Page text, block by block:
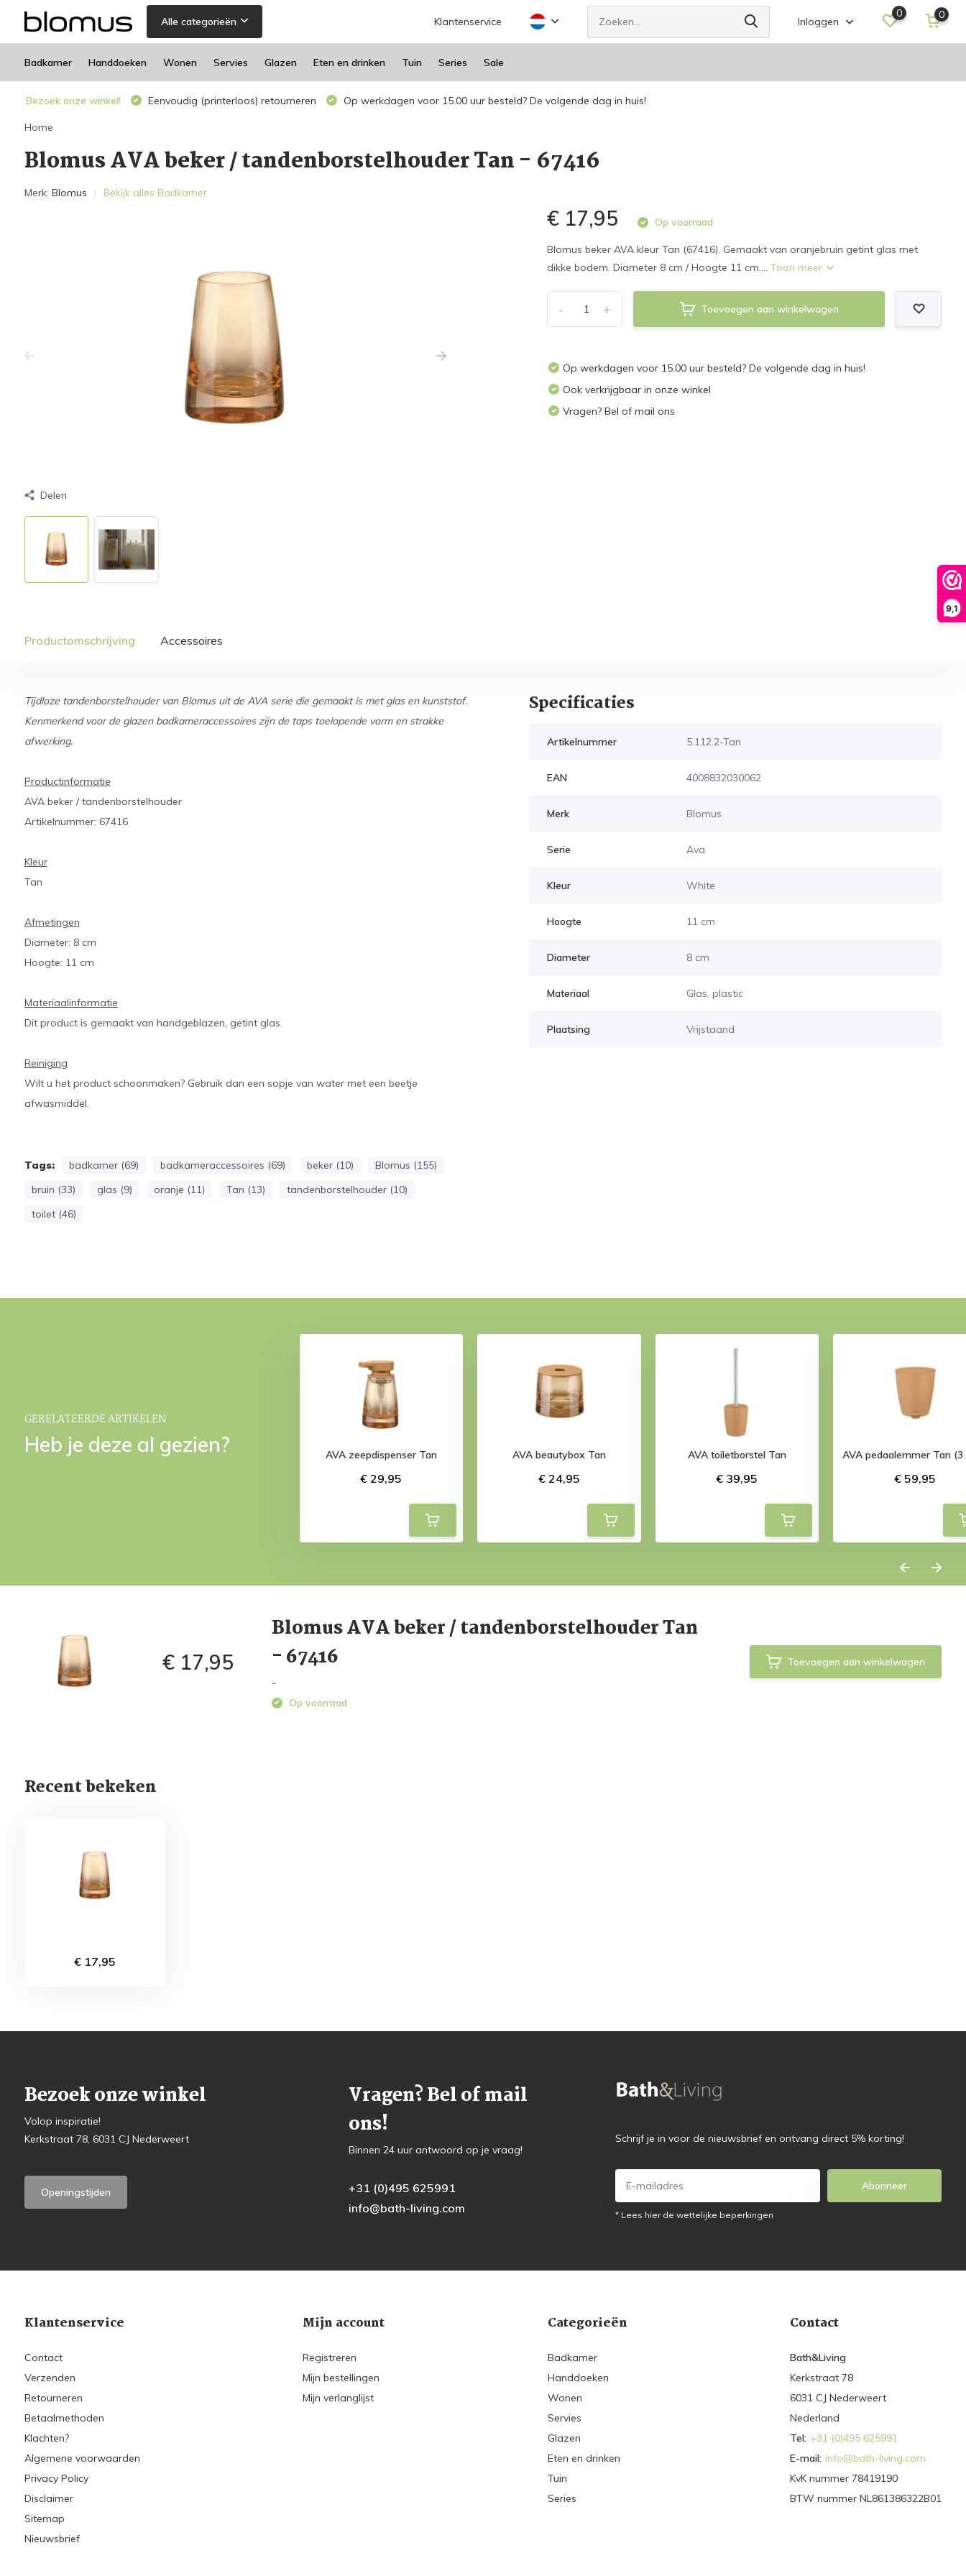
9,1
Alle categorieën Klantenservice Inloggen
0 0
Badkamer Handdoeken Wonen Servies Glazen Eten en drinken Tuin Series Sale
Bezoek onze winkel! Eenvoudig (printerloos) retourneren Op werkdagen voor 15.00 uur besteld? De volgende dag in huis!
Home
Blomus AVA beker / tandenborstelhouder Tan - 67416
Merk: Blomus Bekijk alles Badkamer
Delen
€ 17,95 Op voorraad
Blomus beker AVA kleur Tan (67416). Gemaakt van oranjebruin getint glas met
dikke bodem. Diameter 8 cm / Hoogte 11 cm....Toon meer
+
- Toevoegen aan winkelwagen
Op werkdagen voor 15.00 uur besteld? De volgende dag in huis!
Ook verkrijgbaar in onze winkel
Vragen? Bel of mail ons
Productomschrijving Accessoires
Tijdloze tandenborstelhouder van Blomus uit de AVA serie die gemaakt is met glas en kunststof.
Kenmerkend voor de glazen badkameraccessoires zijn de taps toelopende vorm en strakke
afwerking.
Productinformatie
AVA beker / tandenborstelhouder
Artikelnummer: 67416
Kleur
Tan
Afmetingen
Diameter: 8 cm
Hoogte: 11 cm
Materiaalinformatie
Dit product is gemaakt van handgeblazen, getint glas.
Reiniging
Wilt u het product schoonmaken? Gebruik dan een sopje van water met een beetje
afwasmiddel.
Tags: badkamer (69) badkameraccessoires (69) beker (10)
Blomus (155)
bruin (33)
glas (9) oranje (11) Tan (13)
tandenborstelhouder (10)
toilet (46)
Specificaties
Artikelnummer 5.112.2-Tan
EAN 4008832030062
Merk Blomus
Serie Ava
Kleur White
Hoogte 11 cm
Diameter 8 cm
Materiaal Glas, plastic
Plaatsing Vrijstaand
GERELATEERDE ARTIKELEN
Heb je deze al gezien? AVA zeepdispenser Tan
€ 29,95
AVA beautybox Tan
€ 24,95
AVA toiletborstel Tan
€ 39,95
AVA pedaalemmer Tan
€ 59,95
€ 17,95
Blomus AVA beker / tandenborstelhouder Tan
- 67416
-
Op voorraad
Toevoegen aan winkelwagen
Recent bekeken
€ 17,95
Bezoek onze winkel
Volop inspiratie!
Kerkstraat 78, 6031 CJ Nederweert
Openingstijden
Vragen? Bel of mail
ons!
Binnen 24 uur antwoord op je vraag!
+31 (0)495 625991
info@bath-living.com
Schrijf je in voor de nieuwsbrief en ontvang direct 5% korting!
Abonneer
* Lees hier de wettelijke beperkingen
Klantenservice
Contact
Verzenden
Retourneren
Betaalmethoden
Klachten?
Algemene voorwaarden
Privacy Policy
Disclaimer
Sitemap
Nieuwsbrief
Mijn account
Registreren
Mijn bestellingen
Mijn verlanglijst
Categorieën
Badkamer
Handdoeken
Wonen
Servies
Glazen
Eten en drinken
Tuin
Series
Contact
Bath&Living
Kerkstraat 78
6031 CJ Nederweert
Nederland
Tel: +31 (0)495 625991
E-mail: info@bath-living.com
KvK nummer 78419190
BTW nummer NL861386322B01